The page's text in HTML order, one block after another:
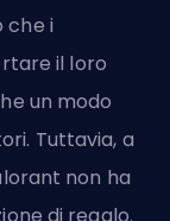
che i
il loro
un modo
Tuttavia, a
non ha